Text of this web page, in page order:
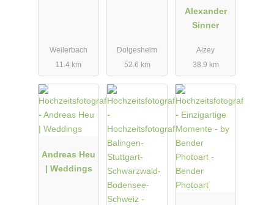
Weilerbach
11.4 km
Dolgesheim
52.6 km
Alexander
Sinner
Alzey
38.9 km
Andreas Heu
| Weddings